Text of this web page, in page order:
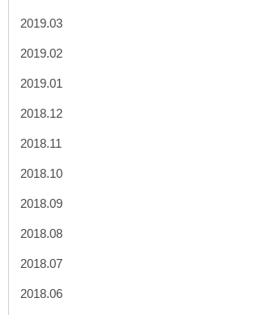
2019.03
2019.02
2019.01
2018.12
2018.11
2018.10
2018.09
2018.08
2018.07
2018.06